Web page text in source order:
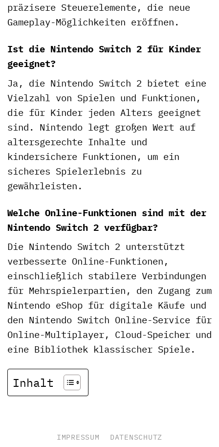
präzisere Steuerelemente, die neue
Gameplay-Möglichkeiten eröffnen.
Ist die Nintendo Switch 2 für Kinder
geeignet?
Ja, die Nintendo Switch 2 bietet eine
Vielzahl von Spielen und Funktionen,
die für Kinder jeden Alters geeignet
sind. Nintendo legt großen Wert auf
altersgerechte Inhalte und
kindersichere Funktionen, um ein
sicheres Spielerlebnis zu
gewährleisten.
Welche Online-Funktionen sind mit der
Nintendo Switch 2 verfügbar?
Die Nintendo Switch 2 unterstützt
verbesserte Online-Funktionen,
einschließlich stabilere Verbindungen
für Mehrspielerpartien, den Zugang zum
Nintendo eShop für digitale Käufe und
den Nintendo Switch Online-Service für
Online-Multiplayer, Cloud-Speicher und
eine Bibliothek klassischer Spiele.
Inhalt
IMPRESSUM DATENSCHUTZ